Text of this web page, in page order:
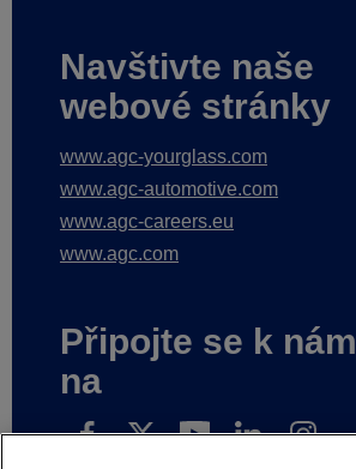
Navštivte naše
webové stránky
www.agc-yourglass.com
www.agc-automotive.com
www.agc-careers.eu
www.agc.com
Připojte se k nám
na